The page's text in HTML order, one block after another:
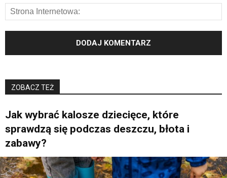
ZOBACZ TEŻ
Jak wybrać kalosze dziecięce, które
sprawdzą się podczas deszczu, błota i
zabawy?